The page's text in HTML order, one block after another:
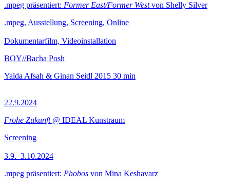
.mpeg präsentiert: Former East/Former Westvon Shelly Silver
.mpeg, Ausstellung, Screening, Online
Dokumentarfilm, Videoinstallation
BOY//Bacha Posh
Yalda Afsah & Ginan Seidl 2015 30 min
22.9.2024
Frohe Zukunft@ IDEAL Kunstraum
Screening
3.9.–3.10.2024
.mpeg präsentiert: Phobos von Mina Keshavarz